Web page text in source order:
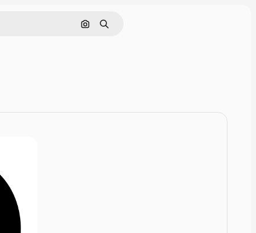
Pesquisar por imagem
Buscar